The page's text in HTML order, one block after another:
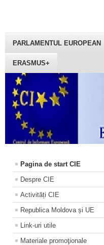
PARLAMENTUL EUROPEAN
ERASMUS+
Pagina de start CIE
Despre CIE
Activități CIE
Republica Moldova și UE
Link-uri utile
Materiale promoţionale